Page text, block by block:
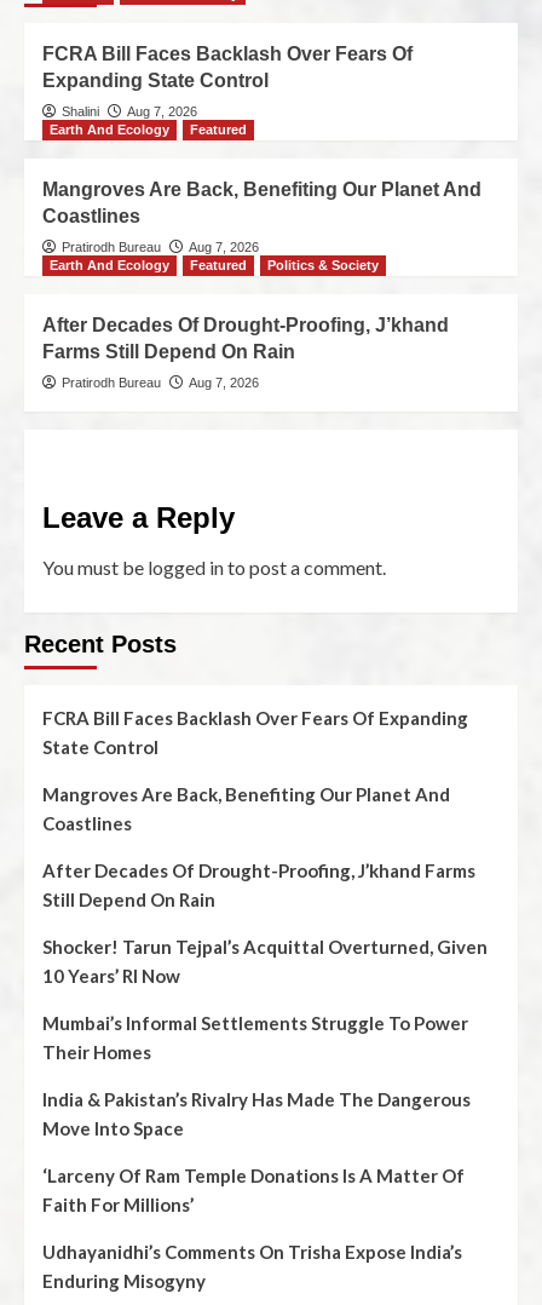
FCRA Bill Faces Backlash Over Fears Of
Expanding State Control
Shalini
Aug 7, 2026
Earth And Ecology
Featured
Mangroves Are Back, Benefiting Our Planet And
Coastlines
Pratirodh Bureau
Aug 7, 2026
Earth And Ecology
Featured Politics & Society
After Decades Of Drought-Proofing, J’khand
Farms Still Depend On Rain
Pratirodh Bureau Aug 7, 2026
Leave a Reply
You must be logged into post a comment.
Recent Posts
FCRA Bill Faces Backlash Over Fears Of Expanding
State Control
Mangroves Are Back, Benefiting Our Planet And
Coastlines
After Decades Of Drought-Proofing, J’khand Farms
Still Depend On Rain
Shocker! Tarun Tejpal’s Acquittal Overturned, Given
10 Years’ RI Now
Mumbai’s Informal Settlements Struggle To Power
Their Homes
India & Pakistan’s Rivalry Has Made The Dangerous
Move Into Space
‘Larceny Of Ram Temple Donations Is A Matter Of
Faith For Millions’
Udhayanidhi’s Comments On Trisha Expose India’s
Enduring Misogyny